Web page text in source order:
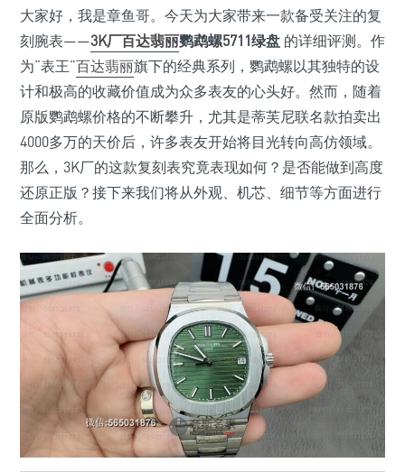
大家好，我是章鱼哥。今天为大家带来一款备受关注的复
刻腕表——3K厂百达翡丽鹦鹉螺5711绿盘 的详细评测。作
为“表王”百达翡丽旗下的经典系列，鹦鹉螺以其独特的设
计和极高的收藏价值成为众多表友的心头好。然而，随着
原版鹦鹉螺价格的不断攀升，尤其是蒂芙尼联名款拍卖出
4000多万的天价后，许多表友开始将目光转向高仿领域。
那么，3K厂的这款复刻表究竟表现如何？是否能做到高度
还原正版？接下来我们将从外观、机芯、细节等方面进行
全面分析。